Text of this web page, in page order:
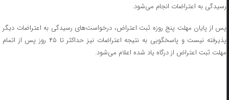
رسیدگی به اعتراضات انجام می‌شود.
پس از پایان مهلت پنج روزه ثبت اعتراض، درخواست‌های رسیدگی به اعتراضات دیگر
پذیرفته نیست و پاسخگویی به نتیجه اعتراضات نیز حداکثر تا ۴۵ روز پس از اتمام
مهلت ثبت اعتراض از درگاه یاد شده اعلام می‌شود.